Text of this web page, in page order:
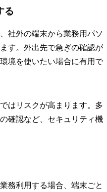
る
社外の端末から業務用パソ
す。外出先で急ぎの確認が
境を使いたい場合に有用で
はリスクが高まります。多
確認など、セキュリティ機
務利用する場合、端末ごと